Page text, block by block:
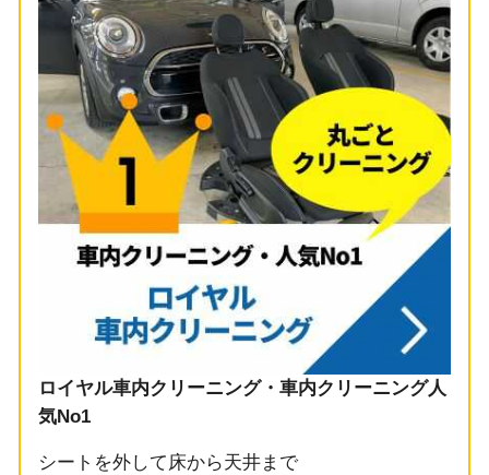
ロイヤル車内クリーニング・車内クリーニング人
気No1
シートを外して床から天井まで